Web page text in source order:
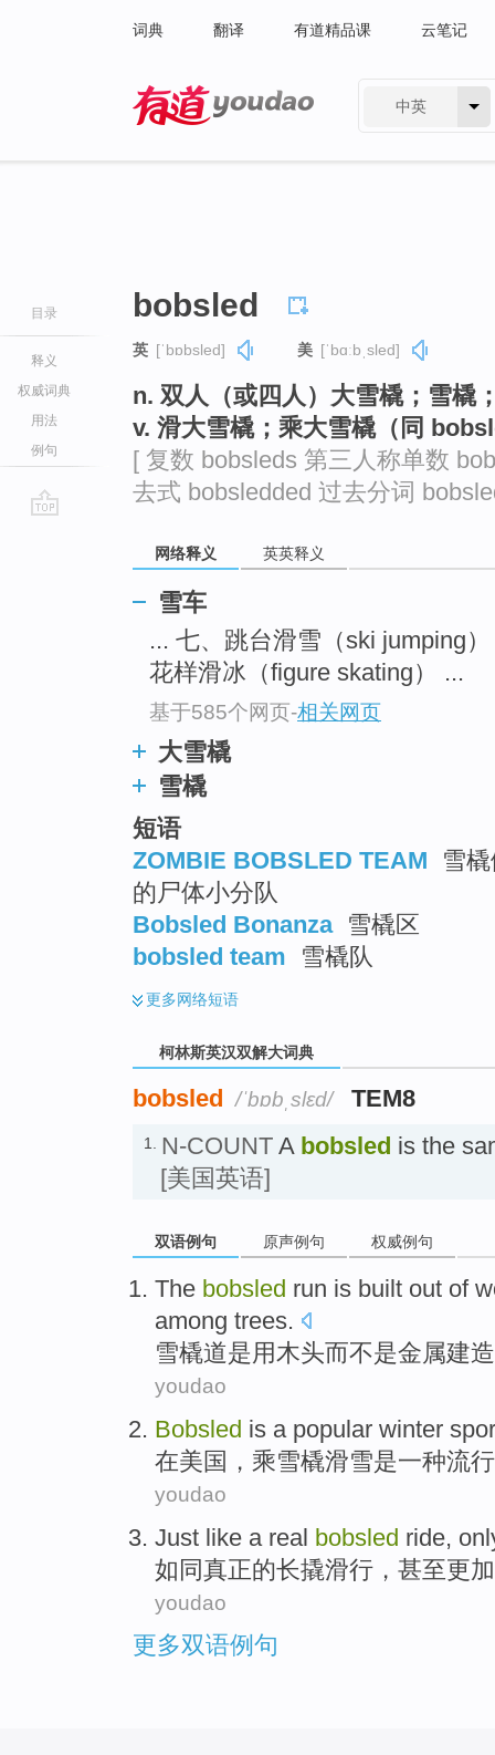
词典 翻译 有道精品课 云笔记
中英
目录
释义
权威词典
用法
例句
bobsled
英 [ˈbɒbsled] 美 [ˈbɑːbˌsled]
n. 双人（或四人）大雪橇；雪橇
v. 滑大雪橇；乘大雪橇（同
[ 复数 bobsleds 第三人称单数
去式 bobsledded 过去分词
网络释义 英英释义
雪车
... 七、跳台滑雪（ski jumping
花样滑冰（figure skating） ...
基于585个网页-相关网页
大雪橇
雪橇
短语
ZOMBIE BOBSLED TEAM
雪
的尸体小分队
Bobsled Bonanza 雪橇区
bobsled team
雪橇队
更多网络短语
柯林斯英汉双解大词典
bobsled /ˈbɒbˌslɛd/ TEM8
1. N-COUNT A bobsled is the
[美国英语]
双语例句 原声例句 权威例句
The bobsled run is built out of
among trees.
雪橇道是用 木头而不是金属建造
youdao
Bobsled is a popular winter
在美国 ，乘雪橇滑雪是一种流行
youdao
Just like a real bobsled ride,
如同真正的长撬滑行，甚至更加
youdao
更多双语例句